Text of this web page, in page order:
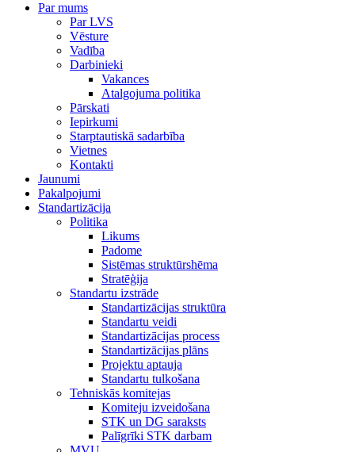
Par mums
Par LVS
Vēsture
Vadība
Darbinieki
Vakances
Atalgojuma politika
Pārskati
Iepirkumi
Starptautiskā sadarbība
Vietnes
Kontakti
Jaunumi
Pakalpojumi
Standartizācija
Politika
Likums
Padome
Sistēmas struktūrshēma
Stratēģija
Standartu izstrāde
Standartizācijas struktūra
Standartu veidi
Standartizācijas process
Standartizācijas plāns
Projektu aptauja
Standartu tulkošana
Tehniskās komitejas
Komiteju izveidošana
STK un DG saraksts
Palīgrīki STK darbam